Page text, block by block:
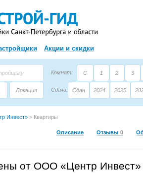
Акции и скидки
Комнат: С 1 2 3
Локация Сдача: Сдан 2024 2025
Инвест» > Квартиры
Описание Отзывы 0
от ООО «Центр Инвест»